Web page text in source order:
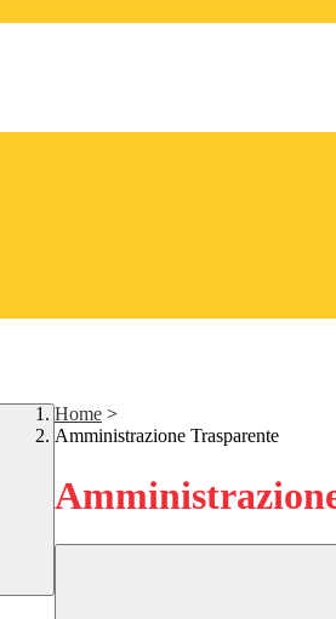
Home >
Amministrazione Trasparente